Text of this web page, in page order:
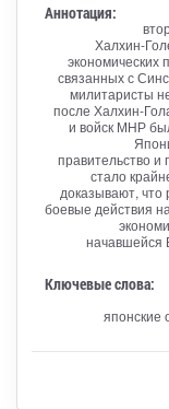
Аннотация:
Халхин-
экономических
связанных с
милитаристы
после Халхин-
и войск МНР
правительство
стало
доказывают, что
боевые действия
начавшейся
Ключевые слова:
японские